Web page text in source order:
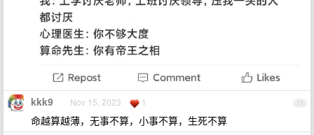
72
kkk9 Nov 15, 2023 1
命越算越薄，无事不算，小事不算，生死不算